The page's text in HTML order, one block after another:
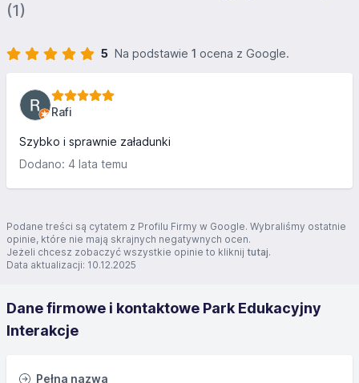
(1)
5 Na podstawie 1 ocena z Google.
Rafi
Szybko i sprawnie załadunki
Dodano: 4 lata temu
Podane treści są cytatem z Profilu Firmy w Google. Wybraliśmy ostatnie
opinie, które nie mają skrajnych negatywnych ocen.
Jeżeli chcesz zobaczyć wszystkie opinie to kliknij tutaj.
Data aktualizacji: 10.12.2025
Dane firmowe i kontaktowe Park Edukacyjny
Interakcje
Pełna nazwa